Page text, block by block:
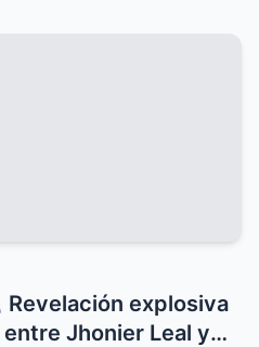
Revelación explosiva
Jhonier Leal y